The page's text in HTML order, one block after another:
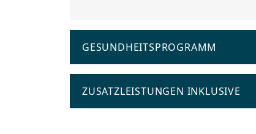
GESUNDHEITSPROGRAMM
ZUSATZLEISTUNGEN INKLUSIVE